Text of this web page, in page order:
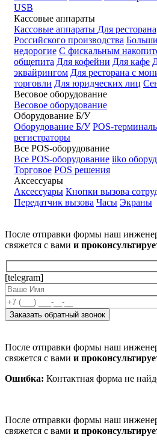
USB
Кассовые аппараты
Кассовые аппараты Для ресторана
Российского производства
недорогие С фискальным
общепита Для кофейни Для кафе
эквайрингом Для ресторана с
торговли Для юридческих лиц
Весовое оборудование
Весовое оборудование
Оборудование Б/У
Оборудование Б/У POS-
регистраторы
Все POS-оборудование
Все POS-оборудование iiko
Торговое POS решения
Аксессуары
Аксессуары Кнопки вызова
Передатчик вызова Часы Экраны
После отправки формы наш
свяжется с вами и
[telegram]
После отправки формы наш
свяжется с вами и
Ошибка: Контактная форма не
После отправки формы наш
свяжется с вами и